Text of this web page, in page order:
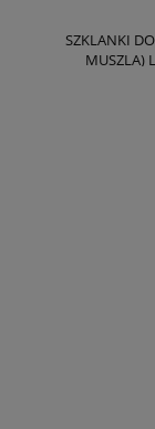
SZKLANKI
MUSZLA)